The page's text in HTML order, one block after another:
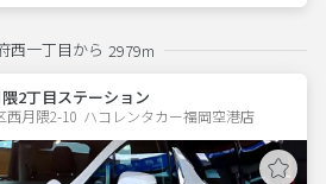
西一丁目から 2979m
2丁目ステーション
西月隈2-10  ハコレンタカー福岡空港店